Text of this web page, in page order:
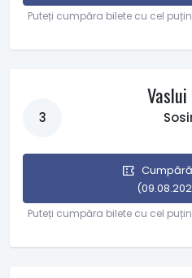
Puteți cumpăra bilete cu cel puțin
3
Puteți cumpăra bilete cu cel puțin